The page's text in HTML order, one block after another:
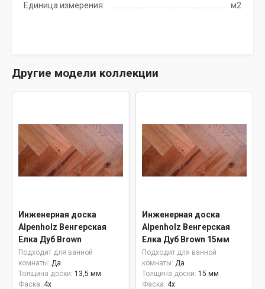
Единица измерения:
м2
Другие модели коллекции
Инженерная доска
Alpenholz Венгерская
Елка Дуб Brown
Подходит для ванной
комнаты: Да
Толщина доски: 13,5 мм
Фаска: 4x
Инженерная доска
Alpenholz Венгерская
Елка Дуб Brown 15мм
Подходит для ванной
комнаты: Да
Толщина доски: 15 мм
Фаска: 4x